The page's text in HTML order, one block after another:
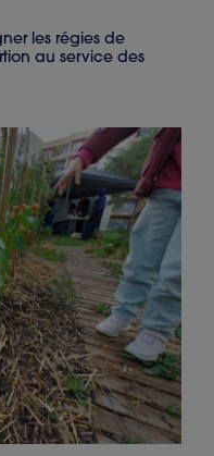
les régies de
au service des